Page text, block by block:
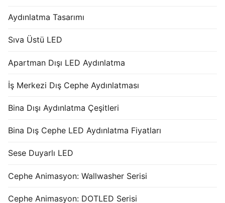
Aydınlatma Tasarımı
Sıva Üstü LED
Apartman Dışı LED Aydınlatma
İş Merkezi Dış Cephe Aydınlatması
Bina Dışı Aydınlatma Çeşitleri
Bina Dış Cephe LED Aydınlatma Fiyatları
Sese Duyarlı LED
Cephe Animasyon: Wallwasher Serisi
Cephe Animasyon: DOTLED Serisi